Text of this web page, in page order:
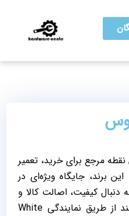
مرجع برای خرید، تعمیر
برند، جایگاه ویژه‌ای در
دنبال کیفیت، اصالت کالا و
خدمات سریع هستند، می‌توانند از طریق نمایندگی White